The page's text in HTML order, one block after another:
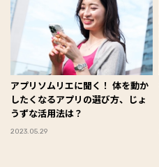
アプリソムリエに聞く！ 体を動か
したくなるアプリの選び方、じょ
うずな活用法は？
2023.05.29